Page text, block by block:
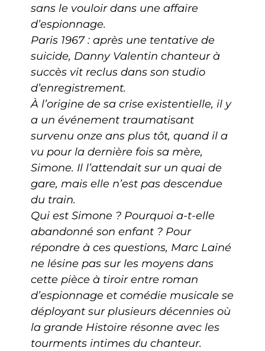
sans le vouloir dans une affaire
d’espionnage.
Paris 1967 : après une tentative de
suicide, Danny Valentin chanteur à
succès vit reclus dans son studio
d’enregistrement.
À l’origine de sa crise existentielle, il y
a un événement traumatisant
survenu onze ans plus tôt, quand il a
vu pour la dernière fois sa mère,
Simone. Il l’attendait sur un quai de
gare, mais elle n’est pas descendue
du train.
Qui est Simone ? Pourquoi a-t-elle
abandonné son enfant ? Pour
répondre à ces questions, Marc Lainé
ne lésine pas sur les moyens dans
cette pièce à tiroir entre roman
d’espionnage et comédie musicale se
déployant sur plusieurs décennies où
la grande Histoire résonne avec les
tourments intimes du chanteur.